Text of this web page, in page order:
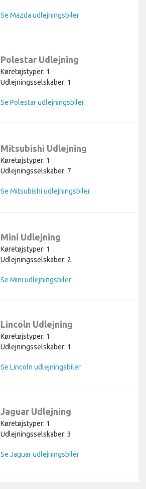
Se Mazda udlejningsbiler
Polestar Udlejning
Køretøjstyper: 1
Udlejningsselskaber: 1
Se Polestar udlejningsbiler
Mitsubishi Udlejning
Køretøjstyper: 1
Udlejningsselskaber: 7
Se Mitsubishi udlejningsbiler
Mini Udlejning
Køretøjstyper: 1
Udlejningsselskaber: 2
Se Mini udlejningsbiler
Lincoln Udlejning
Køretøjstyper: 1
Udlejningsselskaber: 1
Se Lincoln udlejningsbiler
Jaguar Udlejning
Køretøjstyper: 1
Udlejningsselskaber: 3
Se Jaguar udlejningsbiler